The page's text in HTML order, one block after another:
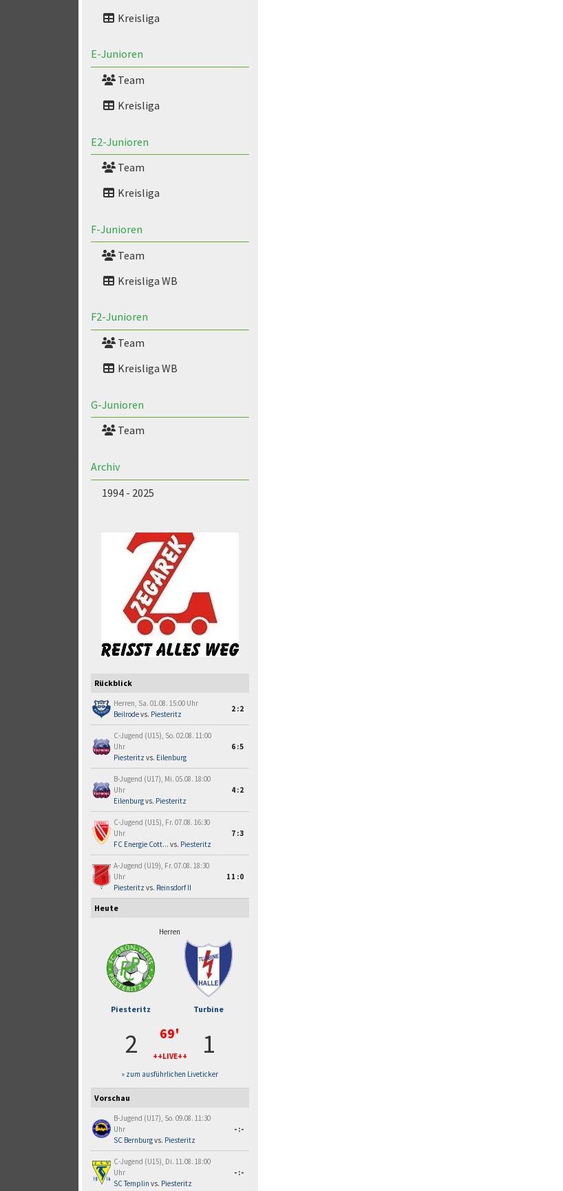
Kreisliga
E-Junioren
Team
Kreisliga
E2-Junioren
Team
Kreisliga
F-Junioren
Team
Kreisliga WB
F2-Junioren
Team
Kreisliga WB
G-Junioren
Team
Archiv
1994 - 2025
Rückblick
Herren, Sa. 01.08. 15:00 Uhr
Beilrodevs. Piesteritz
2:2
C-Jugend (U15), So. 02.08. 11:00
Uhr
Piesteritz vs. Eilenburg
6:5
B-Jugend (U17), Mi. 05.08. 18:00
Uhr
Eilenburgvs. Piesteritz
4:2
C-Jugend (U15), Fr. 07.08. 16:30
Uhr
FC Energie Cott... vs. Piesteritz
7:3
A-Jugend (U19), Fr. 07.08. 18:30
Uhr
Piesteritz vs. Reinsdorf II
11:0
Heute
Herren
Piesteritz Turbine
2 69'
++LIVE++ 1
» zum ausführlichen Liveticker
Vorschau
B-Jugend (U17), So. 09.08. 11:30
Uhr
SC Bernburgvs. Piesteritz
-:-
C-Jugend (U15), Di. 11.08. 18:00
Uhr
SC Templin vs. Piesteritz
-:-